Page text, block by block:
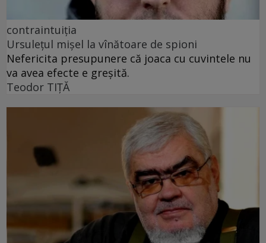
contraintuiția
Ursulețul mișel la vînătoare de spioni
Nefericita presupunere că joaca cu cuvintele nu
va avea efecte e greșită.
Teodor TIŢĂ